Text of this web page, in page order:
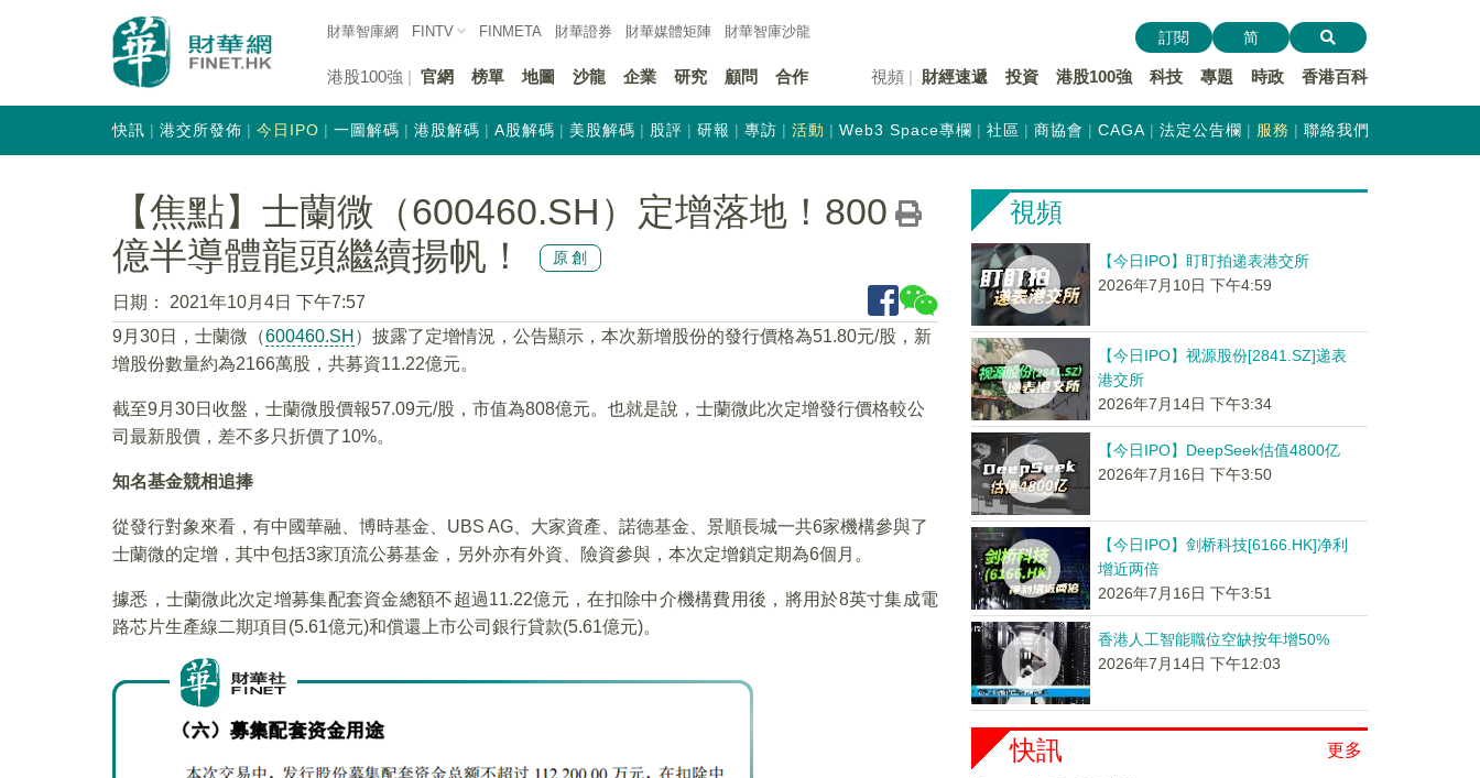
財華智庫網 FINTV FINMETA 財華證券 財華媒體矩陣 財華智庫沙龍
港股100強 官網 榜單 地圖 沙龍 企業 研究 顧問 合作 視頻 財經速遞 投資 港股100強 科技 專題 時政 香港百科
訂閱 简
快訊 港交所發佈 今日IPO 一圖解碼 港股解碼 A股解碼 美股解碼 股評 研報 專訪 活動 Web3 Space專欄 社區 商協會 CAGA 法定公告欄 服務 聯絡我們
【焦點】士蘭微（600460.SH）定增落地！800
億半導體龍頭繼續揚帆！
原創
日期：
2021年10月4日 下午7:57
9月30日，士蘭微（600460.SH ）披露了定增情況，公告顯示，本次新增股份的發行價格為51.80元/股，新
增股份數量約為2166萬股，共募資11.22億元。
截至9月30日收盤，士蘭微股價報57.09元/股，市值為808億元。也就是說，士蘭微此次定增發行價格較公
司最新股價，差不多只折價了10%。
知名基金競相追捧
從發行對象來看，有中國華融、博時基金、UBS AG、大家資產、諾德基金、景順長城一共6家機構參與了
士蘭微的定增，其中包括3家頂流公募基金，另外亦有外資、險資參與，本次定增鎖定期為6個月。
據悉，士蘭微此次定增募集配套資金總額不超過11.22億元，在扣除中介機構費用後，將用於8英寸集成電
路芯片生產線二期項目(5.61億元)和償還上市公司銀行貸款(5.61億元)。
視頻
【今日IPO】盯盯拍递表港交所
2026年7月10日 下午4:59
【今日IPO】视源股份[2841.SZ]递表
港交所
2026年7月14日 下午3:34
【今日IPO】DeepSeek估值4800亿
2026年7月16日 下午3:50
【今日IPO】剑桥科技[6166.HK]净利
增近两倍
2026年7月16日 下午3:51
香港人工智能職位空缺按年增50%
2026年7月14日 下午12:03
更多
快訊